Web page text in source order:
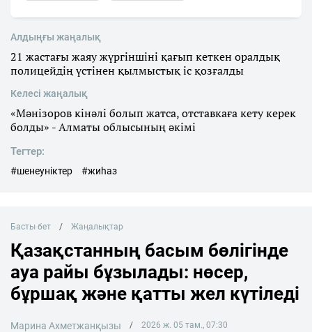
Алдыңғы жаңалық
21 жастағы жаяу жүргіншіні қағып кеткен оралдық
полицейдің үстінен қылмыстық іс қозғалды
Келесі жаңалық
«Мәнізоров кінәлі болып жатса, отставкаға кету керек
болды» - Алматы облысының әкімі
Тегтер:
#шенеуніктер #жиһаз
Басты бет Жаңалықтар
Қазақстанның басым бөлігінде
ауа райы бұзылады: нөсер,
бұршақ және қатты жел күтіледі
Марина Ахметжанқызы 2026 ж. 05 там., 07:30